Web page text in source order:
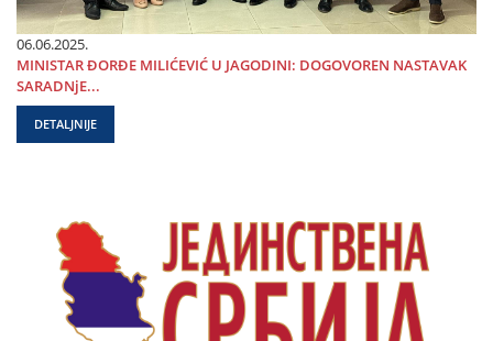
06.06.2025.
MINISTAR ĐORĐE MILIĆEVIĆ U ЈAGODINI: DOGOVOREN NASTAVAK
SARADNjE...
DETALJNIJE